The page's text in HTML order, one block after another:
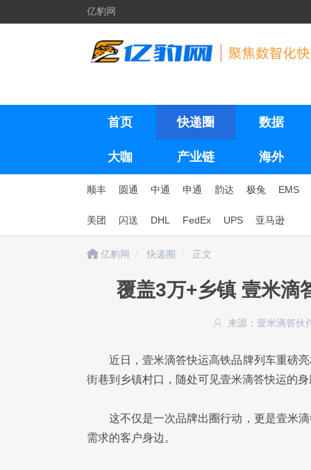
亿豹网
首页 快递圈 数据
大咖 产业链 海外
顺丰 圆通 中通 申通 韵达 极兔 EMS
美团 闪送 DHL FedEx UPS 亚马逊
亿豹网 快递圈 正文
覆盖3万+乡镇 壹米滴
来源：壹米滴答伙
近日，壹米滴答快运高铁品牌列车重磅
街巷到乡镇村口，随处可见壹米滴答快运的
这不仅是一次品牌出圈行动，更是壹米
需求的客户身边。